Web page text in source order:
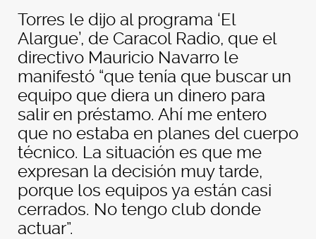
Torres le dijo al programa ‘El
Alargue’, de Caracol Radio, que el
directivo Mauricio Navarro le
manifestó “que tenía que buscar un
equipo que diera un dinero para
salir en préstamo. Ahí me entero
que no estaba en planes del cuerpo
técnico. La situación es que me
expresan la decisión muy tarde,
porque los equipos ya están casi
cerrados. No tengo club donde
actuar”.